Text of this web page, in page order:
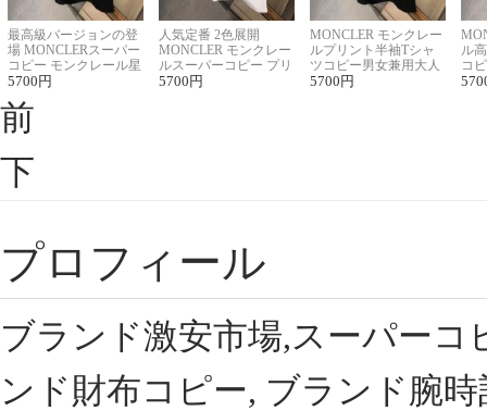
最高級バージョンの登
場 MONCLERスーパー
コピー モンクレール星
座半袖Tシャツ
5700 円
人気定番 2色展開
MONCLER モンクレー
ルスーパーコピー プリ
ント半袖Tシャツ
5700 円
MONCLER モンクレー
ルプリント半袖Tシャ
ツコピー男女兼用大人
可愛い春夏コーデ
5700 円
ル
コ
ィ
前
下
プロフィール
ブランド激安市場,スーパー
ンド財布コピー, ブランド腕